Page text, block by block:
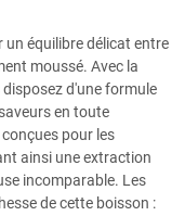
équilibre délicat entre
moussé. Avec la
disposez d'une formule
en toute
pour les
ainsi une extraction
incomparable. Les
de cette boisson :